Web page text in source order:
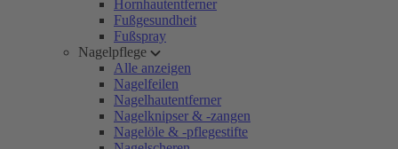
Hornhautentferner
Fußgesundheit
Fußspray
Nagelpflege
Alle anzeigen
Nagelfeilen
Nagelhautentferner
Nagelknipser & -zangen
Nagelöle & -pflegestifte